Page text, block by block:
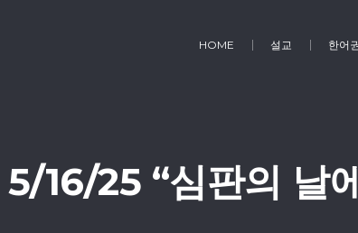
HOME 설교 한어
5/16/25 “심판의 날